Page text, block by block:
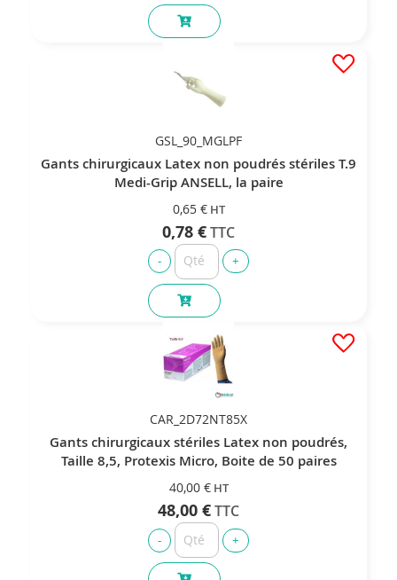
GSL_90_MGLPF
Gants chirurgicaux Latex non poudrés stériles T.9
Medi-Grip ANSELL, la paire
0,65 €
0,78 €
CAR_2D72NT85X
Gants chirurgicaux stériles Latex non poudrés,
Taille 8,5, Protexis Micro, Boite de 50 paires
40,00 €
48,00 €